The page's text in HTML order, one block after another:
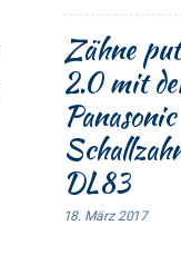
Zähne
2.0 mit
Panasonic
DL83
18. März 2017